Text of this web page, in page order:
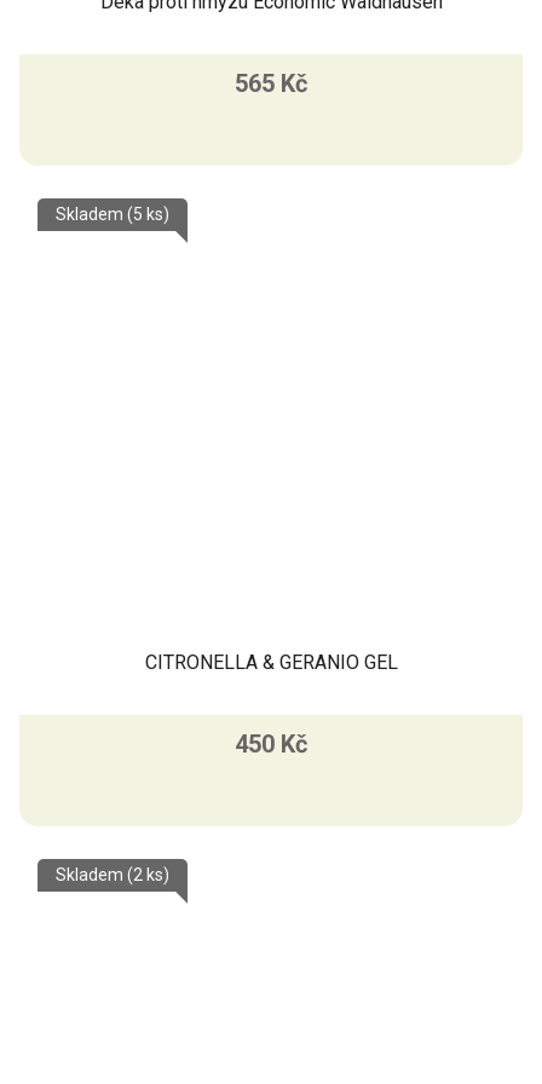
565 Kč
CITRONELLA & GERANIO GEL
Skladem (5 ks)
450 Kč
Skladem (2 ks)